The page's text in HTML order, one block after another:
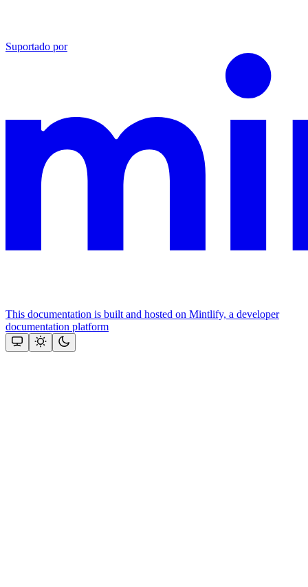
Suportado por
This documentation is built and hosted on Mintlify, a developer
documentation platform